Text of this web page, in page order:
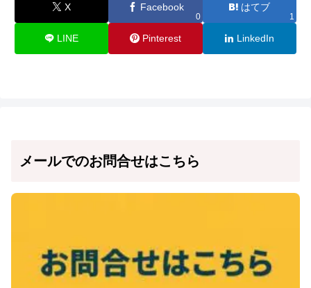
X Facebook
0
はてブ
1
LINE Pinterest LinkedIn
メールでのお問合せはこちら